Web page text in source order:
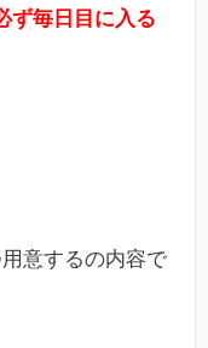
ず毎日目に入る
意するの内容で